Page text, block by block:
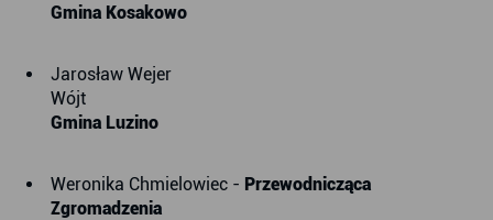
Gmina Kosakowo
Jarosław Wejer
Wójt
Gmina Luzino
Weronika Chmielowiec - Przewodnicząca
Zgromadzenia